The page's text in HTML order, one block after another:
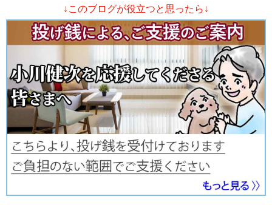
↓このブログが役立つと思ったら↓